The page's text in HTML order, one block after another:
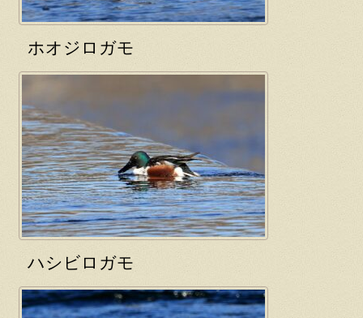
ホオジロガモ
ハシビロガモ